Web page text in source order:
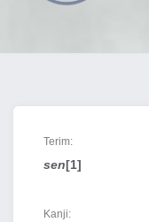
Terim:
sen[1]
Kanji: